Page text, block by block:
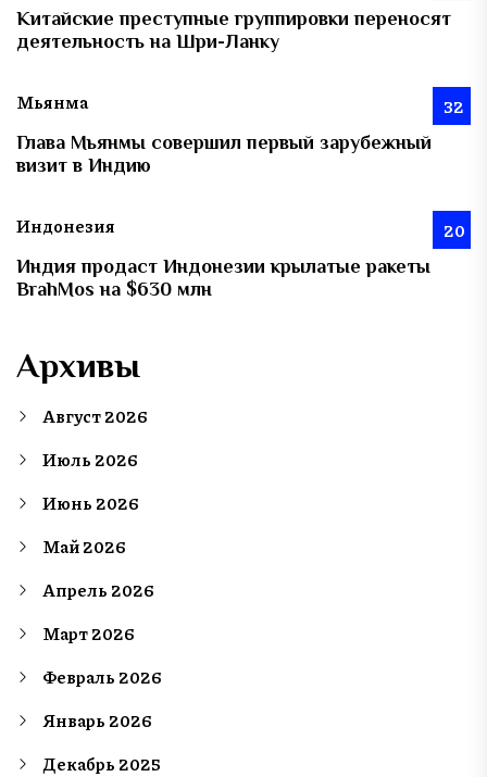
Китайские преступные группировки переносят
деятельность на Шри-Ланку
Мьянма 32
Глава Мьянмы совершил первый зарубежный
визит в Индию
Индонезия 20
Индия продаст Индонезии крылатые ракеты
BrahMos на $630 млн
Архивы
Август 2026
Июль 2026
Июнь 2026
Май 2026
Апрель 2026
Март 2026
Февраль 2026
Январь 2026
Декабрь 2025